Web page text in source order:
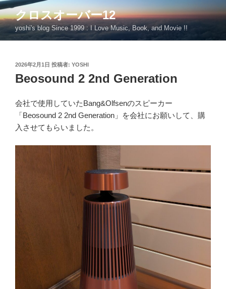
コ
ン
テ
ン
クロスオーバー12
yoshi's blog Since 1999 : I Love Music, Book, and Movie !!
投
稿
日:
2026年2月1日 投稿者: YOSHI
Beosound 2 2nd Generation
会社で使用していたBang&Olfsenのスピーカー
「Beosound 2 2nd Generation」を会社にお願いして、購
入させてもらいました。